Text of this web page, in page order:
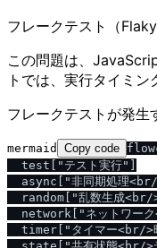
フレークテスト（
この問題は、
トでは、実行タイミ
フレークテストが発生
mermaid Copy code
  test["テスト実行"]
async["非同期処理<br/
random["乱数生成<br/>
network["ネットワーク
timer["タイマー<br/>